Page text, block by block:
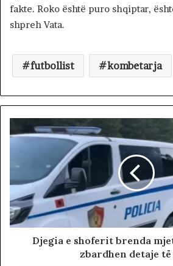
fakte. Roko është puro shqiptar,
shpreh Vata.
futbollist kombetarja
Djegia e shoferit brenda
zbardhen detaje